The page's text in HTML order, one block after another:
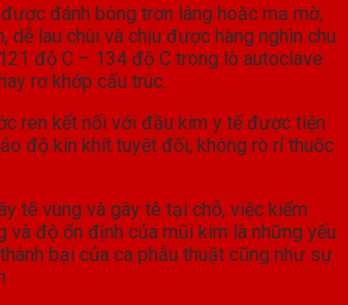
đánh bóng trơn láng hoặc mạ mờ,
dễ lau chùi và chịu được hàng nghìn chu
độ C – 134 độ C trong lò autoclave
rơ khớp cấu trúc.
ren kết nối với đầu kim y tế được tiện
độ kín khít tuyệt đối, không rò rỉ thuốc
tê vùng và gây tê tại chỗ, việc kiểm
và độ ổn định của mũi kim là những yếu
bại của ca phẫu thuật cũng như sự